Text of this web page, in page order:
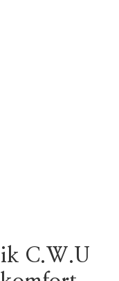
C.W.U